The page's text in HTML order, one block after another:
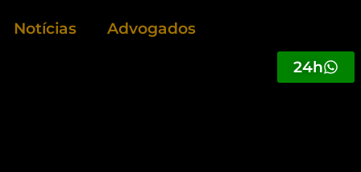
Notícias Advogados
24h